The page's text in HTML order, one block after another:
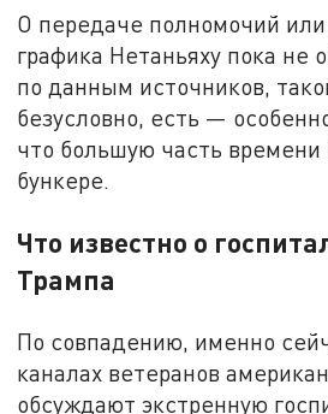
О передаче полномочий
графика Нетаньяху пока не
по данным источников,
безусловно, есть —
что большую часть времени
бункере.
Что известно о
Трампа
По совпадению, именно
каналах ветеранов
обсуждают экстренную